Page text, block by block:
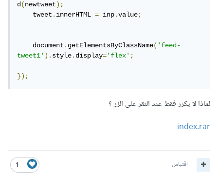
d(newtweet);
    tweet
.innerHTML = inp.value;
    document
.getElementsByClassName('feed-
tweet1').style.display='flex';
});
لماذا لا يكرر فقط عند النقر على الزر ؟
index.rar
1 اقتباس